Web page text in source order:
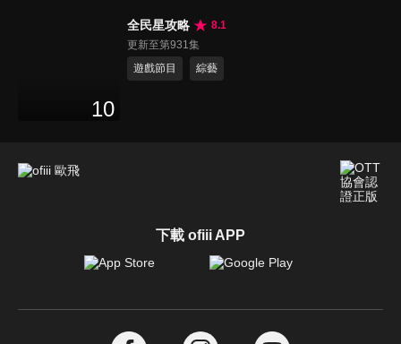
10
全民星攻略
8.1
更新至第931集
遊戲節目
綜藝
下載 ofiii APP